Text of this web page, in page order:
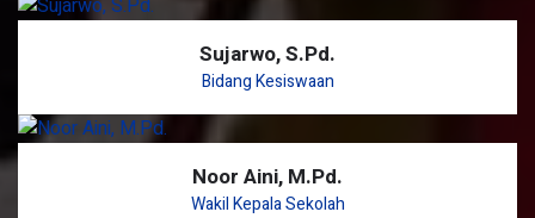
Sujarwo, S.Pd.
Bidang Kesiswaan
Noor Aini, M.Pd.
Wakil Kepala Sekolah